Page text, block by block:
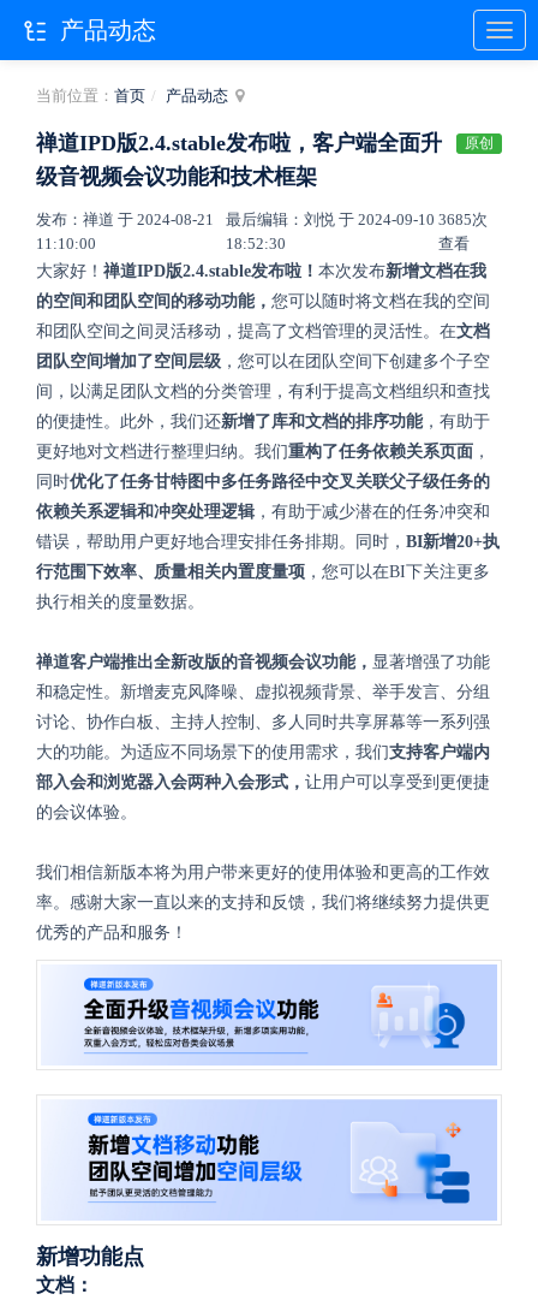
当前位置： 首页 产品动态
禅道IPD版2.4.stable发布啦，客户端全面升
级音视频会议功能和技术框架
原创
发布：禅道 于 2024-08-21
11:10:00
最后编辑：刘悦 于 2024-09-10
18:52:30
3685次
查看
大家好！ 禅道IPD版2.4.stable发布啦！ 本次发布新增文档在我
的空间和团队空间的移动功能， 您可以随时将文档在我的空间
和团队空间之间灵活移动，提高了文档管理的灵活性。在文档
团队空间增加了空间层级 ，您可以在团队空间下创建多个子空
间，以满足团队文档的分类管理，有利于提高文档组织和查找
的便捷性。此外，我们还新增了库和文档的排序功能，有助于
更好地对文档进行整理归纳。我们重构了任务依赖关系页面 ，
同时优化了任务甘特图中多任务路径中交叉关联父子级任务的
依赖关系逻辑和冲突处理逻辑 ，有助于减少潜在的任务冲突和
错误，帮助用户更好地合理安排任务排期。同时， BI新增20+执
行范围下效率、质量相关内置度量项 ，您可以在BI下关注更多
执行相关的度量数据。
禅道客户端推出全新改版的音视频会议功能， 显著增强了功能
和稳定性。新增麦克风降噪、虚拟视频背景、举手发言、分组
讨论、协作白板、主持人控制、多人同时共享屏幕等一系列强
大的功能。为适应不同场景下的使用需求，我们支持客户端内
部入会和浏览器入会两种入会形式， 让用户可以享受到更便捷
的会议体验。
我们相信新版本将为用户带来更好的使用体验和更高的工作效
率。感谢大家一直以来的支持和反馈，我们将继续努力提供更
优秀的产品和服务！
新增功能点
文档：
产品动态